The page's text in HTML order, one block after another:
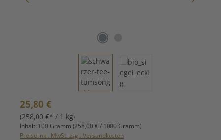
Regulärer Preis:
25,80 €
(258,00 €* / 1 kg)
Inhalt: 100 Gramm (258,00 € / 1000 Gramm)
Preise inkl. MwSt. zzgl. Versandkosten